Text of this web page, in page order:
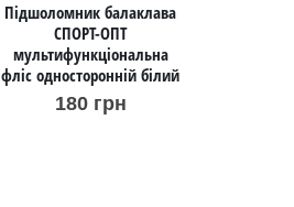
Підшоломник балаклава
СПОРТ-ОПТ
мультифункціональна
фліс односторонній білий
180 грн